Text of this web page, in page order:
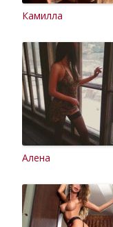
Камилла
Алена